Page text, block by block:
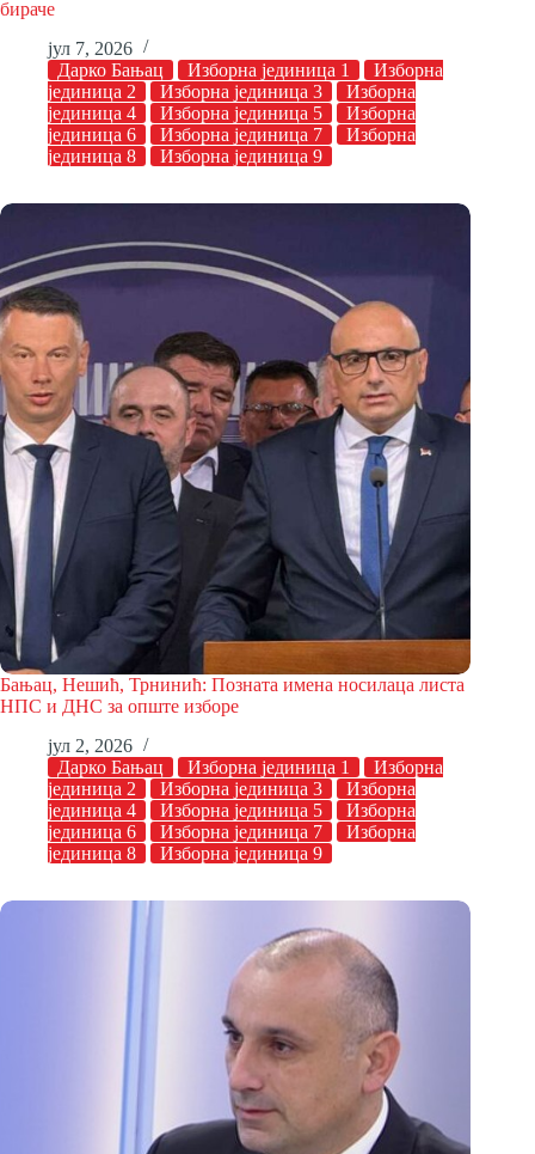
бираче
јул 7, 2026
Дарко Бањац
Изборна јединица 1
Изборна
јединица 2
Изборна јединица 3
Изборна
јединица 4
Изборна јединица 5
Изборна
јединица 6
Изборна јединица 7
Изборна
јединица 8
Изборна јединица 9
Бањац, Нешић, Трнинић: Позната имена носилаца листа
НПС и ДНС за опште изборе
јул 2, 2026
Дарко Бањац
Изборна јединица 1
Изборна
јединица 2
Изборна јединица 3
Изборна
јединица 4
Изборна јединица 5
Изборна
јединица 6
Изборна јединица 7
Изборна
јединица 8
Изборна јединица 9